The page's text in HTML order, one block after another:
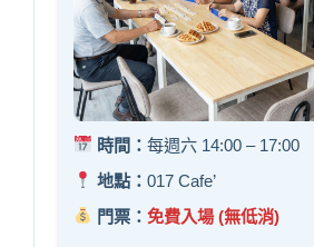
時間：每週六 14:00 – 17:00
地點：017 Cafe’
門票：免費入場 (無低消)